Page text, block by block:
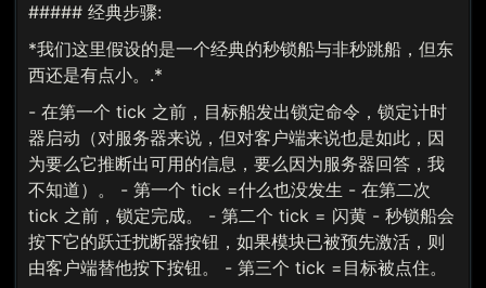
##### 经典步骤:
*我们这里假设的是一个经典的秒锁船与非秒跳船，但东
西还是有点小。.*
- 在第一个 tick 之前，目标船发出锁定命令，锁定计时
器启动（对服务器来说，但对客户端来说也是如此，因
为要么它推断出可用的信息，要么因为服务器回答，我
不知道）。 - 第一个 tick =什么也没发生 - 在第二次
tick 之前，锁定完成。 - 第二个 tick = 闪黄 - 秒锁船会
按下它的跃迁扰断器按钮，如果模块已被预先激活，则
由客户端替他按下按钮。 - 第三个 tick =目标被点住。